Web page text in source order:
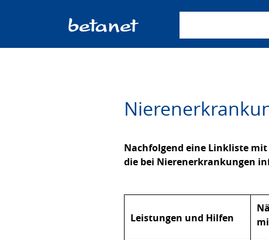
Nachfolgend eine Linkliste
die bei Nierenerkrankungen
Leistungen und Hilfen